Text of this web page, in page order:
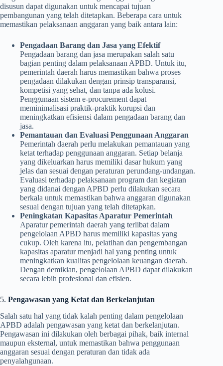
disusun dapat digunakan untuk mencapai tujuan
pembangunan yang telah ditetapkan. Beberapa cara untuk
memastikan pelaksanaan anggaran yang baik antara lain:
Pengadaan Barang dan Jasa yang Efektif
Pengadaan barang dan jasa merupakan salah satu
bagian penting dalam pelaksanaan APBD. Untuk itu,
pemerintah daerah harus memastikan bahwa proses
pengadaan dilakukan dengan prinsip transparansi,
kompetisi yang sehat, dan tanpa ada kolusi.
Penggunaan sistem e-procurement dapat
meminimalisasi praktik-praktik korupsi dan
meningkatkan efisiensi dalam pengadaan barang dan
jasa.
Pemantauan dan Evaluasi Penggunaan Anggaran
Pemerintah daerah perlu melakukan pemantauan yang
ketat terhadap penggunaan anggaran. Setiap belanja
yang dikeluarkan harus memiliki dasar hukum yang
jelas dan sesuai dengan peraturan perundang-undangan.
Evaluasi terhadap pelaksanaan program dan kegiatan
yang didanai dengan APBD perlu dilakukan secara
berkala untuk memastikan bahwa anggaran digunakan
sesuai dengan tujuan yang telah ditetapkan.
Peningkatan Kapasitas Aparatur Pemerintah
Aparatur pemerintah daerah yang terlibat dalam
pengelolaan APBD harus memiliki kapasitas yang
cukup. Oleh karena itu, pelatihan dan pengembangan
kapasitas aparatur menjadi hal yang penting untuk
meningkatkan kualitas pengelolaan keuangan daerah.
Dengan demikian, pengelolaan APBD dapat dilakukan
secara lebih profesional dan efisien.
5. Pengawasan yang Ketat dan Berkelanjutan
Salah satu hal yang tidak kalah penting dalam pengelolaan
APBD adalah pengawasan yang ketat dan berkelanjutan.
Pengawasan ini dilakukan oleh berbagai pihak, baik internal
maupun eksternal, untuk memastikan bahwa penggunaan
anggaran sesuai dengan peraturan dan tidak ada
penyalahgunaan.